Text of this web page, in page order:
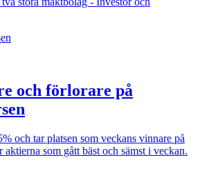
och förlorare på
och tar platsen som veckans vinnare på
aktierna som gått bäst och sämst i veckan.